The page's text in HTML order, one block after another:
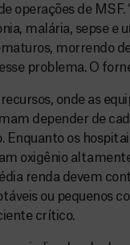
operações de
malária, sepse e
morrendo
problema. O
onde as
depender de
Enquanto os
oxigênio
renda devem
ou pequenos
crítico.